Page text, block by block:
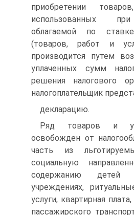
приобретении
использованных
облагаемой по
(товаров, работ и
производится путем
уплаченных сумм
решения налогового
налогоплательщик
декларацию.
Ряд товаров и
освобожден от
часть из
социальную
содержанию детей
учреждениях,
услуги, квартирная
пассажирского